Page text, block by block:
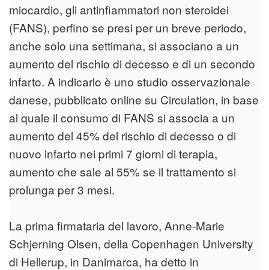
miocardio, gli antinfiammatori non steroidei
(FANS), perfino se presi per un breve periodo,
anche solo una settimana, si associano a un
aumento del rischio di decesso e di un secondo
infarto. A indicarlo è uno studio osservazionale
danese, pubblicato online su Circulation, in base
al quale il consumo di FANS si associa a un
aumento del 45% del rischio di decesso o di
nuovo infarto nei primi 7 giorni di terapia,
aumento che sale al 55% se il trattamento si
prolunga per 3 mesi.
La prima firmataria del lavoro, Anne-Marie
Schjerning Olsen, della Copenhagen University
di Hellerup, in Danimarca, ha detto in